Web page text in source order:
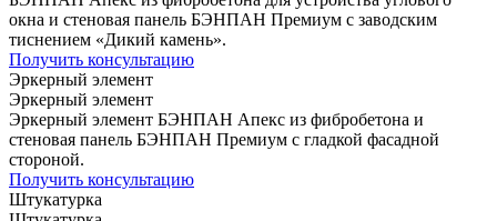
окна и стеновая панель БЭНПАН Премиум с заводским
тиснением «Дикий камень».
Получить консультацию
Эркерный элемент
Эркерный элемент
Эркерный элемент БЭНПАН Апекс из фибробетона и
стеновая панель БЭНПАН Премиум с гладкой фасадной
стороной.
Получить консультацию
Штукатурка